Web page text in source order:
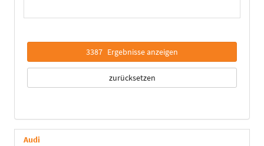
3387 Ergebnisse anzeigen
zurücksetzen
Audi